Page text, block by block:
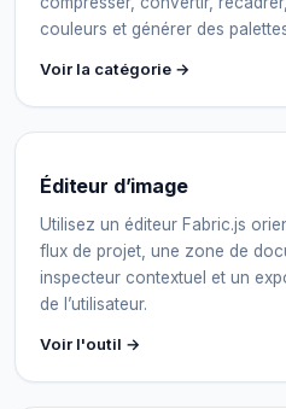
couleurs et générer des
Voir la catégorie →
Éditeur d’image
Utilisez un éditeur Fabric.js
flux de projet, une zone de
inspecteur contextuel et un
de l’utilisateur.
Voir l'outil →